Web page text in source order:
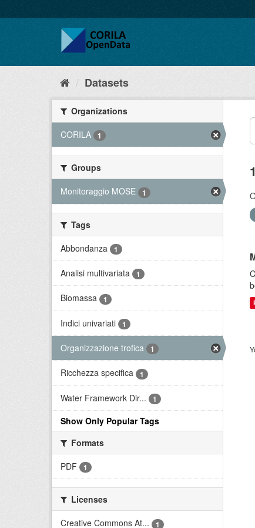
Datasets
Organizations
CORILA
1
Groups
Monitoraggio MOSE
1
Tags
Abbondanza
1
Analisi multivariata 1
Biomassa 1
Indici univariati 1
Organizzazione trofica 1
Ricchezza specifica 1
Water Framework Dir... 1
Show Only Popular Tags
Formats
PDF
1
Licenses
Creative Commons At...
1